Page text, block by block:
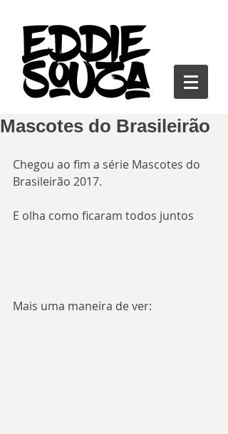
Mascotes do Brasileirão
Chegou ao fim a série Mascotes do
Brasileirão 2017.
E olha como ficaram todos juntos
Mais uma maneira de ver: